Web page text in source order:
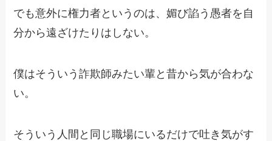
でも意外に権力者というのは、媚び諂う愚者を自
分から遠ざけたりはしない。
僕はそういう詐欺師みたい輩と昔から気が合わな
い。
そういう人間と同じ職場にいるだけで吐き気がす